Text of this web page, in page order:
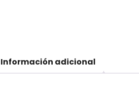
Información adicional